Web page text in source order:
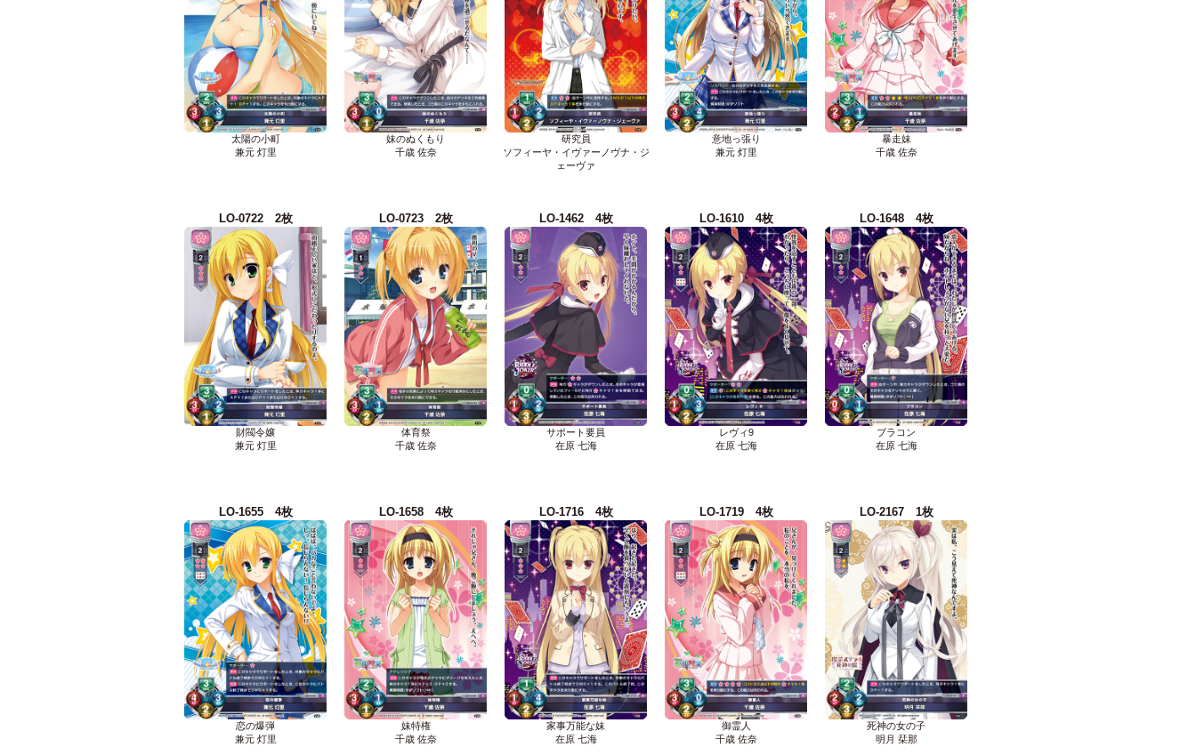
太陽の小町
兼元 灯里
妹のぬくもり
千歳 佐奈
研究員
ソフィーヤ・イヴァーノヴナ・ジ
ェーヴァ
意地っ張り
兼元 灯里
暴走妹
千歳 佐奈
LO-0722 2枚
財閥令嬢
兼元 灯里
LO-0723 2枚
体育祭
千歳 佐奈
LO-1462 4枚
サポート要員
在原 七海
LO-1610 4枚
レヴィ9
在原 七海
LO-1648 4枚
ブラコン
在原 七海
LO-1655 4枚
恋の爆弾
兼元 灯里
LO-1658 4枚
妹特権
千歳 佐奈
LO-1716 4枚
家事万能な妹
在原 七海
LO-1719 4枚
御霊人
千歳 佐奈
LO-2167 1枚
死神の女の子
明月 栞那